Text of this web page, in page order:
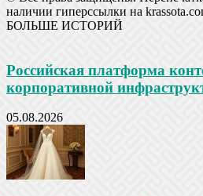
наличии гиперссылки на
БОЛЬШЕ ИСТОРИЙ
Российская платформа
корпоративной
05.08.2026